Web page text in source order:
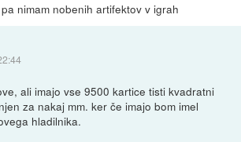
nimam nobenih artifektov v igrah
ali imajo vse 9500 kartice tisti kvadratni
za nakaj mm. ker če imajo bom imel
hladilnika.